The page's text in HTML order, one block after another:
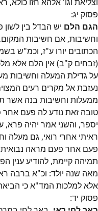
פסוק יג:
הגם הלם יש הבדל בין
וחשיבות, אם חשיבות
הכתובים יורו ע"ז, וכמ"ש
(זבחים ק"ב) אין הלם אלא
על גדילת המעלה וחשיבות
נעזבת אל מקרים רעים
ממעלות וחשיבות בנה אשר
טובה זאת נודע לה פעם
יספר, והשני אמר יהיה פרא,
ראיתי אחרי רואי, גם מעלה
פעם אחר פעם מראה
תמיהה קיימת, להודיע ענין
מאה שנה יולד: וכ"א ברבה
אלא למלכות המד"א כי
פסוק יד: